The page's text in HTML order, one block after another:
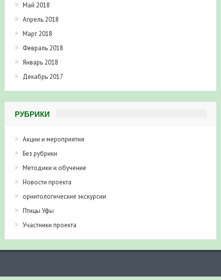
Май 2018
Апрель 2018
Март 2018
Февраль 2018
Январь 2018
Декабрь 2017
РУБРИКИ
Акции и мероприятия
Без рубрики
Методики и обучение
Новости проекта
орнитологические экскурсии
Птицы Уфы
Участники проекта